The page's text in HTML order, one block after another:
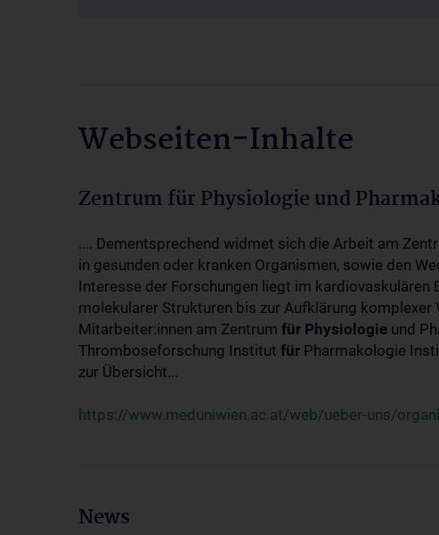
Webseiten-Inhalte
Zentrum für Physiologie und
.... Dementsprechend widmet sich die Arbeit am
in gesunden oder kranken Organismen, sowie den
Interesse der Forschungen liegt im kardiovaskulären
molekularer Strukturen bis zur Aufklärung
Mitarbeiter:innen am Zentrum für Physiologie und
Thromboseforschung Institut für Pharmakologie
zur Übersicht...
https://www.meduniwien.ac.at/web/ueber-uns/
News